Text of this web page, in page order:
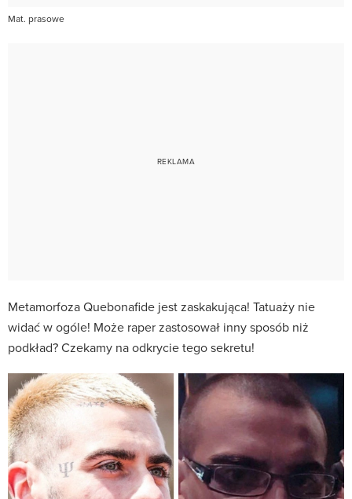
Mat. prasowe
Metamorfoza Quebonafide jest zaskakująca! Tatuaży nie
widać w ogóle! Może raper zastosował inny sposób niż
podkład? Czekamy na odkrycie tego sekretu!